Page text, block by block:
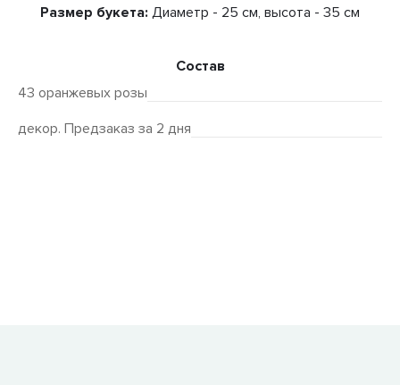
Размер букета: Диаметр - 25 см, высота - 35 см
Состав
43 оранжевых розы
декор. Предзаказ за 2 дня